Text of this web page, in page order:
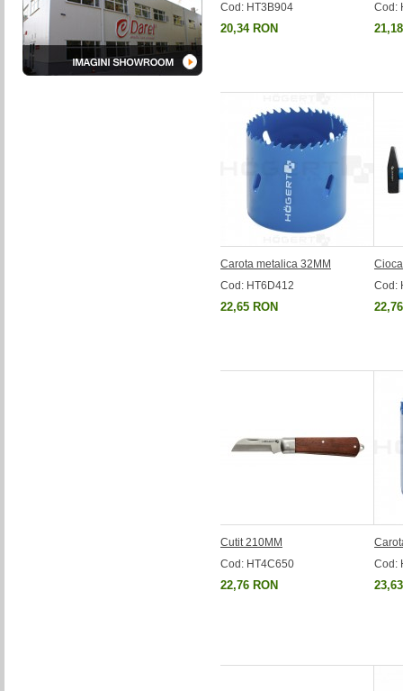
Cod: HT3B904
20,34 RON
Cod:
Carota metalica 32MM
Cod: HT6D412
22,65 RON
Cod:
Cutit 210MM
Cod: HT4C650
22,76 RON
Cod: